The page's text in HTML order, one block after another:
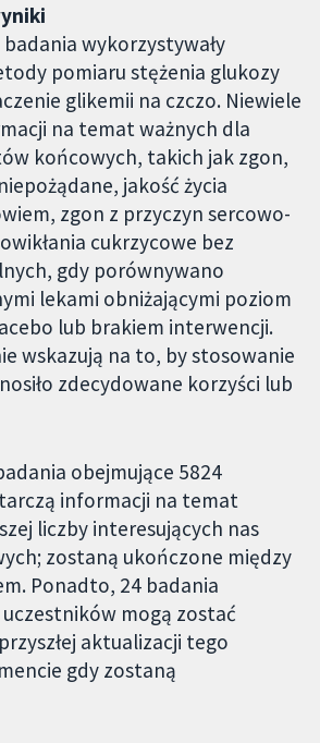
wykorzystywały
pomiaru stężenia glukozy
glikemii na czczo. Niewiele
na temat ważnych dla
końcowych, takich jak zgon,
jakość życia
zgon z przyczyn sercowo-
cukrzycowe bez
gdy porównywano
lekami obniżającymi poziom
lub brakiem interwencji.
wskazują na to, by stosowanie
zdecydowane korzyści lub
obejmujące 5824
informacji na temat
liczby interesujących nas
zostaną ukończone między
Ponadto, 24 badania
mogą zostać
aktualizacji tego
gdy zostaną